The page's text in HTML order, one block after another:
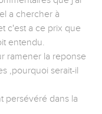
a chercher à
c'est a ce prix que
entendu.
ramener la reponse
,pourquoi serait-il
persévéré dans la